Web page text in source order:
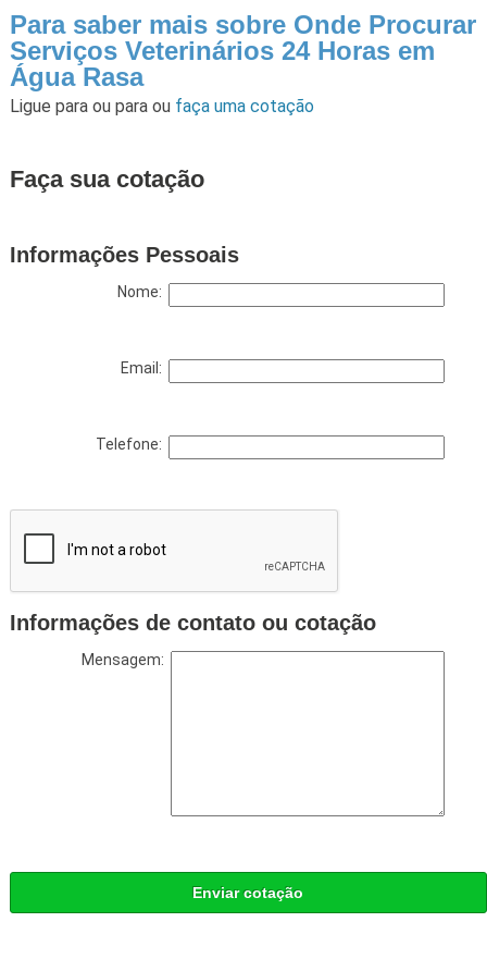
Para saber mais sobre Onde Procurar
Serviços Veterinários 24 Horas em
Água Rasa
Ligue para ou para ou faça uma cotação
Faça sua cotação
Informações Pessoais
Nome:
Email:
Telefone:
Informações de contato ou cotação
Mensagem:
Enviar cotação